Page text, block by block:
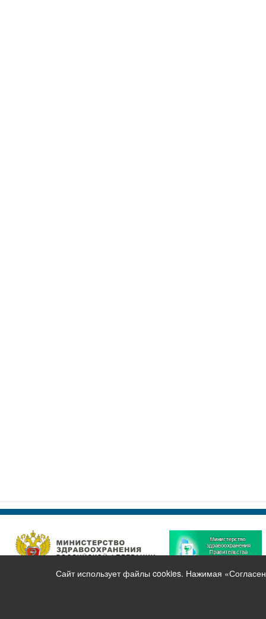
Сайт использует файлы cookies. Нажимая